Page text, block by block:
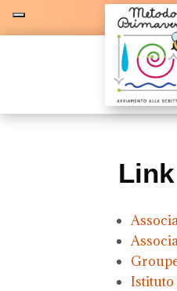
Istituto